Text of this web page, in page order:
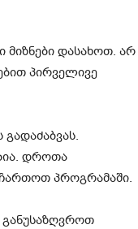
მიზნები დასახოთ. არ
პირველივე
დროთა
პროგრამაში.
განუსაზღვროთ